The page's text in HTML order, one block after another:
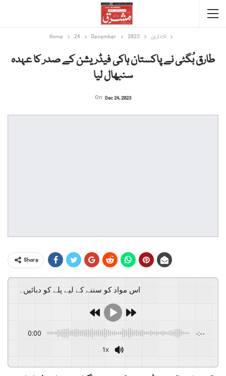
Home 24 December 2023 تازہ ترین
طارق بُگٹی نے پاکستان ہاکی فیڈریشن کے صدر کا عہدہ
سنبھال لیا
On Dec 24, 2023
Share
اس مواد کو سننے کے لیے پلے کو دبائیں۔
0:00 -:--
1x